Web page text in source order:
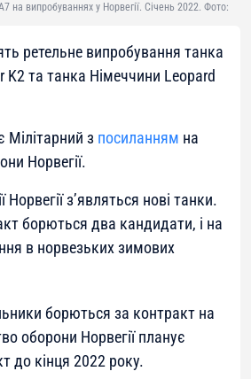
на випробуваннях у Норвегії. Січень 2022. Фото:
ретельне випробування танка
K2 та танка Німеччини Leopard
Мілітарний з посиланням на
Норвегії.
з’являться нові танки.
борються два кандидати, і на
в норвезьких зимових
борються за контракт на
оборони Норвегії планує
до кінця 2022 року.